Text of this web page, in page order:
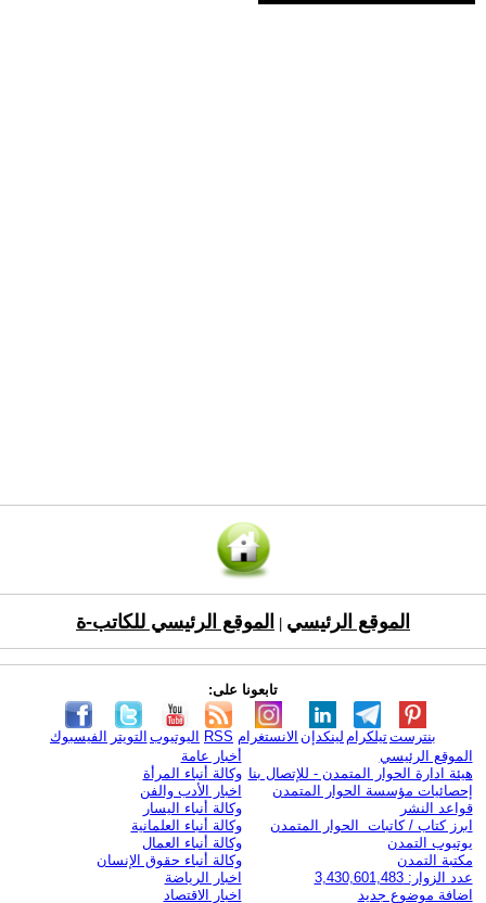
الموقع الرئيسي الموقع الرئيسي للكاتب-ة
تابعونا على:
الفيسبوك التويتر اليوتيوب RSS الانستغرام لينكدإن تيلكرامبنترست
الموقع الرئيسي
هيئة ادارة الحوار المتمدن - للإتصال بنا
إحصائيات مؤسسة الحوار المتمدن
قواعد النشر
ابرز كتاب / كاتبات الحوار المتمدن
يوتيوب التمدن
مكتبة التمدن
عدد الزوار: 3,430,601,483
اضافة موضوع جديد
أخبار عامة
وكالة أنباء المرأة
اخبار الأدب والفن
وكالة أنباء اليسار
وكالة أنباء العلمانية
وكالة أنباء العمال
وكالة أنباء حقوق الإنسان
اخبار الرياضة
اخبار الاقتصاد